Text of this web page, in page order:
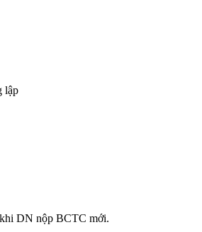
lập
DN nộp BCTC mới.